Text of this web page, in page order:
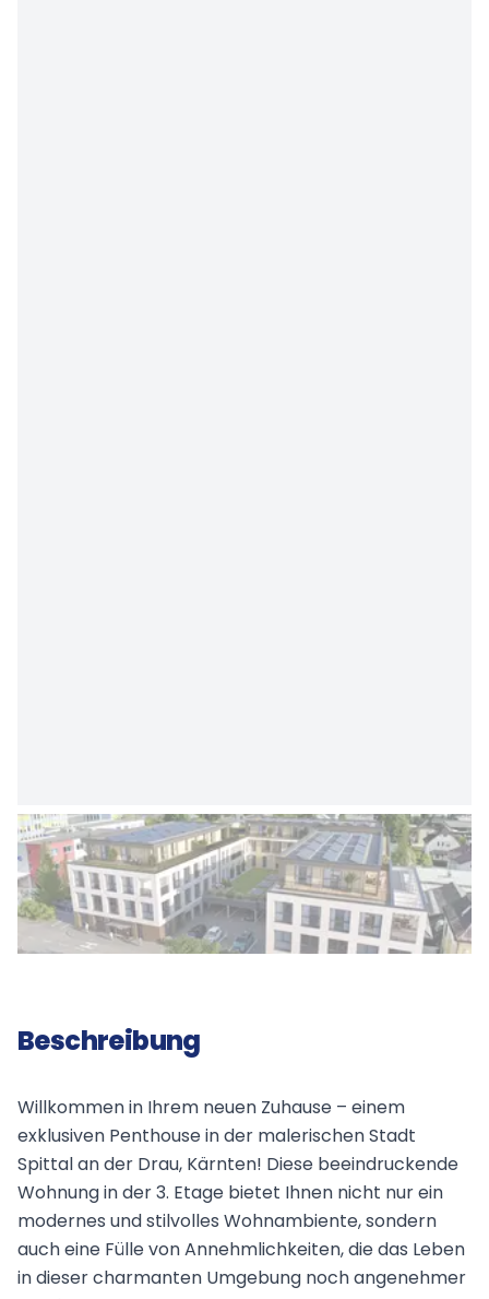
Beschreibung
Willkommen in Ihrem neuen Zuhause – einem
exklusiven Penthouse in der malerischen Stadt
Spittal an der Drau, Kärnten! Diese beeindruckende
Wohnung in der 3. Etage bietet Ihnen nicht nur ein
modernes und stilvolles Wohnambiente, sondern
auch eine Fülle von Annehmlichkeiten, die das Leben
in dieser charmanten Umgebung noch angenehmer